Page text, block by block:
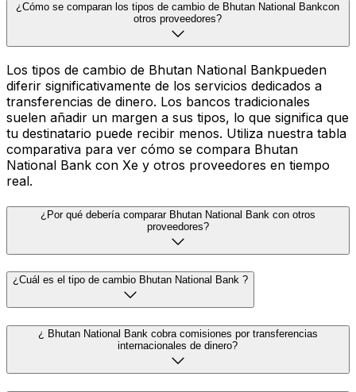
¿Cómo se comparan los tipos de cambio de Bhutan National Bankcon
otros proveedores?
Los tipos de cambio de Bhutan National Bankpueden
diferir significativamente de los servicios dedicados a
transferencias de dinero. Los bancos tradicionales
suelen añadir un margen a sus tipos, lo que significa que
tu destinatario puede recibir menos. Utiliza nuestra tabla
comparativa para ver cómo se compara Bhutan
National Bank con Xe y otros proveedores en tiempo
real.
¿Por qué debería comparar Bhutan National Bank con otros
proveedores?
¿Cuál es el tipo de cambio Bhutan National Bank ?
¿ Bhutan National Bank cobra comisiones por transferencias
internacionales de dinero?